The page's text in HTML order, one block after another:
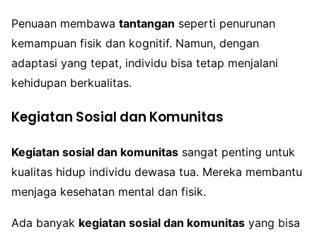
Penuaan membawa tantangan seperti penurunan
kemampuan fisik dan kognitif. Namun, dengan
adaptasi yang tepat, individu bisa tetap menjalani
kehidupan berkualitas.
Kegiatan Sosial dan Komunitas
Kegiatan sosial dan komunitas sangat penting untuk
kualitas hidup individu dewasa tua. Mereka membantu
menjaga kesehatan mental dan fisik.
Ada banyak kegiatan sosial dan komunitas yang bisa